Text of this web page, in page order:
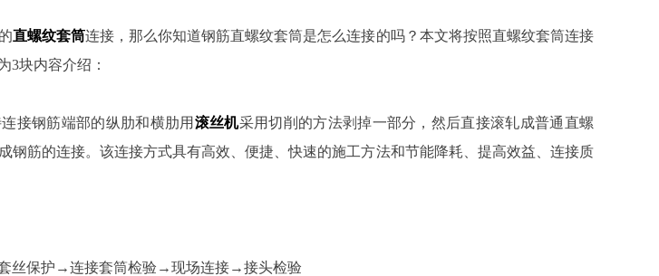
直螺纹套筒连接，那么你知道钢筋直螺纹套筒是怎么连接的吗？本文将按照直螺纹套筒连接
3块内容介绍：
接钢筋端部的纵肋和横肋用 滚丝机采用切削的方法剥掉一部分，然后直接滚轧成普通直螺
钢筋的连接。该连接方式具有高效、便捷、快速的施工方法和节能降耗、提高效益、连接质
丝保护→连接套筒检验→现场连接→接头检验